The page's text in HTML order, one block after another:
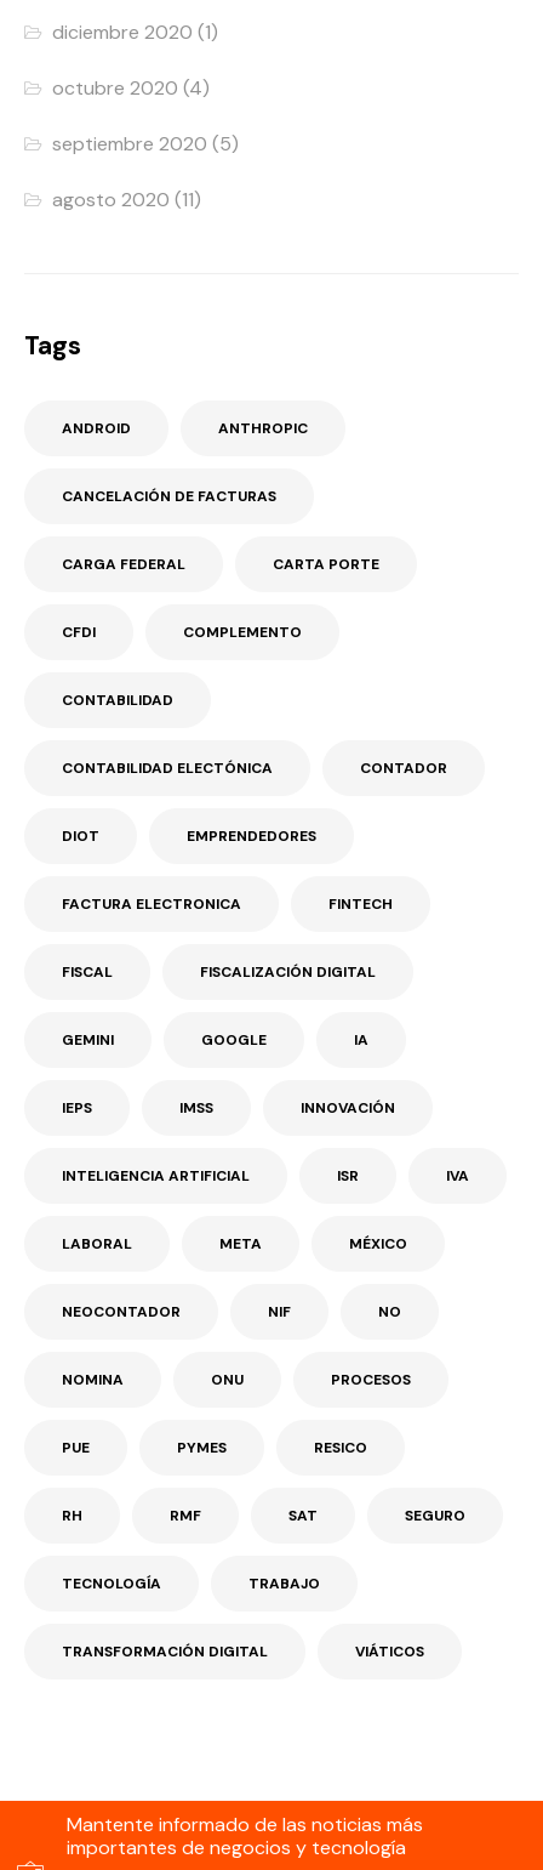
diciembre 2020 (1)
octubre 2020 (4)
septiembre 2020 (5)
agosto 2020 (11)
Tags
ANDROID ANTHROPIC
CANCELACIÓN DE FACTURAS
CARGA FEDERAL CARTA PORTE
CFDI COMPLEMENTO
CONTABILIDAD
CONTABILIDAD ELECTÓNICA CONTADOR
DIOT EMPRENDEDORES
FACTURA ELECTRONICA FINTECH
FISCAL FISCALIZACIÓN DIGITAL
GEMINI GOOGLE IA
IEPS IMSS INNOVACIÓN
INTELIGENCIA ARTIFICIAL ISR IVA
LABORAL META MÉXICO
NEOCONTADOR NIF NO
NOMINA ONU PROCESOS
PUE PYMES RESICO
RH RMF SAT SEGURO
TECNOLOGÍA TRABAJO
TRANSFORMACIÓN DIGITAL VIÁTICOS
Mantente informado de las noticias más
importantes de negocios y tecnología